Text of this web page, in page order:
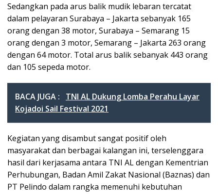
Sedangkan pada arus balik mudik lebaran tercatat
dalam pelayaran Surabaya – Jakarta sebanyak 165
orang dengan 38 motor, Surabaya – Semarang 15
orang dengan 3 motor, Semarang – Jakarta 263 orang
dengan 64 motor. Total arus balik sebanyak 443 orang
dan 105 sepeda motor.
BACA JUGA :
TNI AL Dukung Lomba Perahu Layar
Kojadoi Sail Festival 2021
Kegiatan yang disambut sangat positif oleh
masyarakat dan berbagai kalangan ini, terselenggara
hasil dari kerjasama antara TNI AL dengan Kementrian
Perhubungan, Badan Amil Zakat Nasional (Baznas) dan
PT Pelindo dalam rangka memenuhi kebutuhan